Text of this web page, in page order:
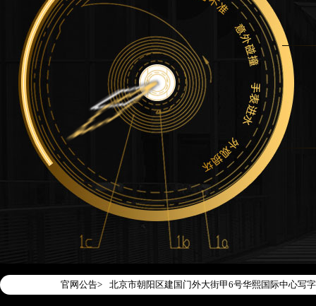
官网公告>
2026年7月腕表时光中国区售后服务网络优化升级
2026年7月腕表时光全国官方售后客户服务热线：
腕表时光官方全国统一服务热线400-188-5020，
2026年7月腕表时光售后服务中心最新网点地址：
北京市东城区东长安街1号东方广场写字楼W3座6
北京市朝阳区建国门外大街甲6号华熙国际中心写
天津市和平区赤峰道136号天津国际金融中心写字